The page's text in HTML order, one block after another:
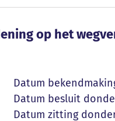
op het
op het
Datum
Datum besluit
Datum zitting